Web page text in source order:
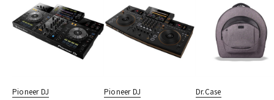
Pioneer DJ
Pioneer DJ
Dr.Case